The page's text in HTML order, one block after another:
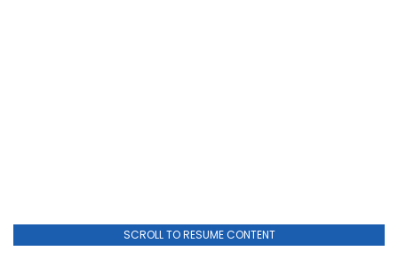
SCROLL TO RESUME CONTENT